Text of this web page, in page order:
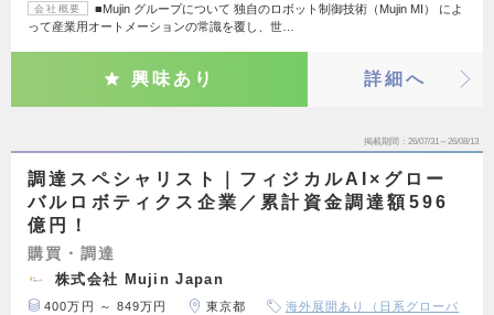
会社概要
■Mujin グループについて 独自のロボット制御技術（Mujin MI） によ
って産業用オートメーションの常識を覆し、世…
興味あり 詳細へ
掲載期間 26/07/31～26/08/13
調達スペシャリスト｜フィジカルAI×グロー
バルロボティクス企業／累計資金調達額596
億円！
購買・調達
株式会社 Mujin Japan
400万円 ～ 849万円 東京都
海外展開あり（日系グローバ